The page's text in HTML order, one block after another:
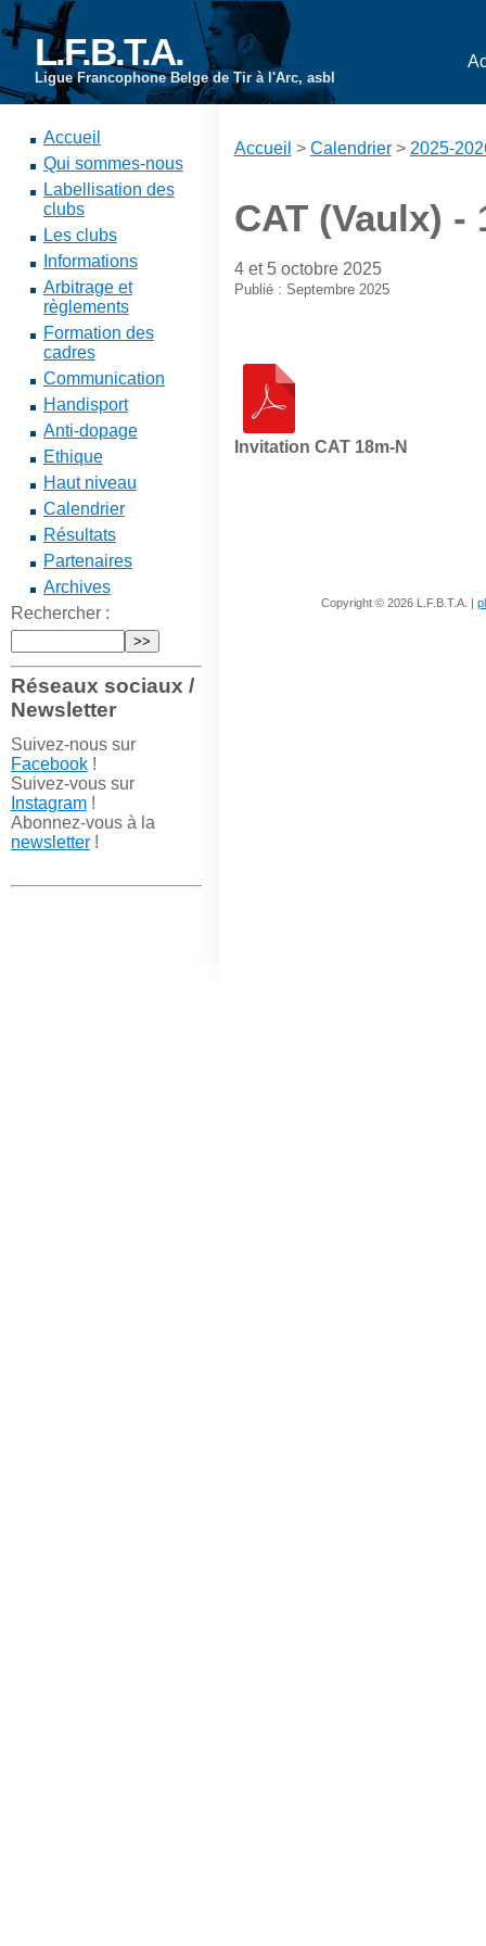
L.F.B.T.A.
Ligue Francophone Belge de Tir à l'Arc, asbl
Accueil
Qui sommes-nous
Labellisation des
clubs
Les clubs
Informations
Arbitrage et
règlements
Formation des
cadres
Communication
Handisport
Anti-dopage
Ethique
Haut niveau
Calendrier
Résultats
Partenaires
Archives
Rechercher :
Réseaux sociaux /
Newsletter
Suivez-nous sur
Facebook!
Suivez-vous sur
Instagram!
Abonnez-vous à la
newsletter!
Accueil > Calendrier> 2025-
CAT (Vaulx) -
4 et 5 octobre 2025
Publié : Septembre 2025
Invitation CAT 18m-N
Copyright © 2026 L.F.B.T.A. |